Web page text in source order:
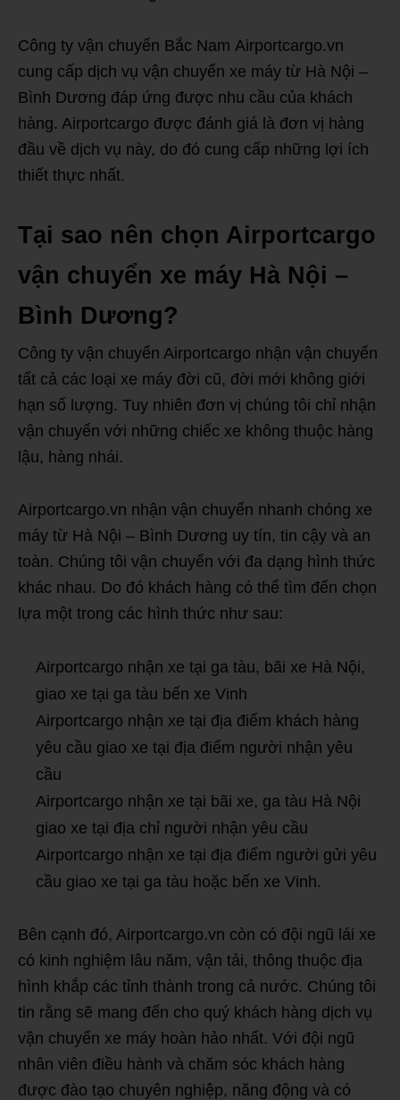
Công ty vận chuyển Bắc Nam Airportcargo.vn
cung cấp dịch vụ vận chuyển xe máy từ Hà Nội –
Bình Dương đáp ứng được nhu cầu của khách
hàng. Airportcargo được đánh giá là đơn vị hàng
đầu về dịch vụ này, do đó cung cấp những lợi ích
thiết thực nhất.
Tại sao nên chọn Airportcargo
vận chuyển xe máy Hà Nội –
Bình Dương?
Công ty vận chuyển Airportcargo nhận vận chuyển
tất cả các loại xe máy đời cũ, đời mới không giới
hạn số lượng. Tuy nhiên đơn vị chúng tôi chỉ nhận
vận chuyển với những chiếc xe không thuộc hàng
lậu, hàng nhái.
Airportcargo.vn nhận vận chuyển nhanh chóng xe
máy từ Hà Nội – Bình Dương uy tín, tin cậy và an
toàn. Chúng tôi vận chuyển với đa dạng hình thức
khác nhau. Do đó khách hàng có thể tìm đến chọn
lựa một trong các hình thức như sau:
Airportcargo nhận xe tại ga tàu, bãi xe Hà Nội,
giao xe tại ga tàu bến xe Vinh
Airportcargo nhận xe tại địa điểm khách hàng
yêu cầu giao xe tại địa điểm người nhận yêu
cầu
Airportcargo nhận xe tại bãi xe, ga tàu Hà Nội
giao xe tại địa chỉ người nhận yêu cầu
Airportcargo nhận xe tại địa điểm người gửi yêu
cầu giao xe tại ga tàu hoặc bến xe Vinh.
Bên cạnh đó, Airportcargo.vn còn có đội ngũ lái xe
có kinh nghiệm lâu năm, vận tải, thông thuộc địa
hình khắp các tỉnh thành trong cả nước. Chúng tôi
tin rằng sẽ mang đến cho quý khách hàng dịch vụ
vận chuyển xe máy hoàn hảo nhất. Với đội ngũ
nhân viên điều hành và chăm sóc khách hàng
được đào tạo chuyên nghiệp, năng động và có